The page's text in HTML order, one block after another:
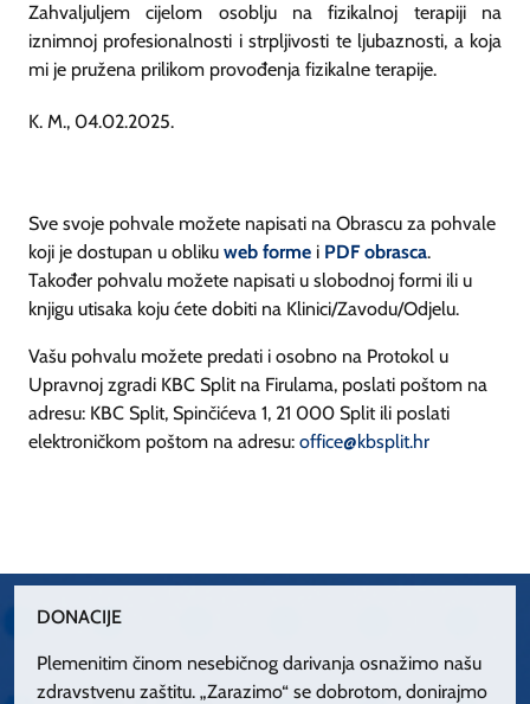
Zahvaljuljem cijelom osoblju na fizikalnoj terapiji na
iznimnoj profesionalnosti i strpljivosti te ljubaznosti, a koja
mi je pružena prilikom provođenja fizikalne terapije.
K. M., 04.02.2025.
Sve svoje pohvale možete napisati na Obrascu za pohvale
koji je dostupan u obliku web forme i PDF obrasca.
Također pohvalu možete napisati u slobodnoj formi ili u
knjigu utisaka koju ćete dobiti na Klinici/Zavodu/Odjelu.
Vašu pohvalu možete predati i osobno na Protokol u
Upravnoj zgradi KBC Split na Firulama, poslati poštom na
adresu: KBC Split, Spinčićeva 1, 21 000 Split ili poslati
elektroničkom poštom na adresu: office@kbsplit.hr
DONACIJE
Plemenitim činom nesebičnog darivanja osnažimo našu
zdravstvenu zaštitu. „Zarazimo“ se dobrotom, donirajmo